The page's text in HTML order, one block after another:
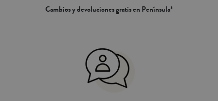
Cambios y devoluciones gratis en Península*